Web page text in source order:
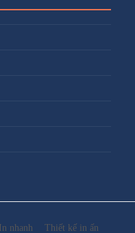
In nhanh Thiết kế in ấn